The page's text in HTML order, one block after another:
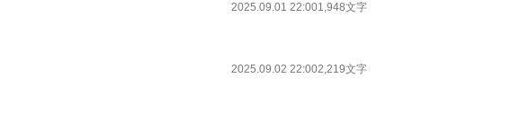
2025.09.01 22:001,948文字
2025.09.02 22:002,219文字